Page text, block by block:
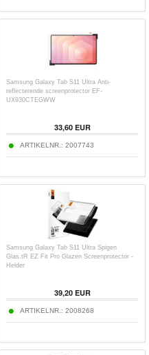
Samsung Galaxy Tab S11 Ultra Anti-
reflecterende screenprotector EF-
UX930CTEGWW
33,60EUR
ARTIKELNR.: 2007743
Samsung Galaxy Tab S11 Ultra Spigen
Glas.tR EZ Fit Pro Glazen Screenprotector -
Helder
39,20EUR
ARTIKELNR.: 2008268